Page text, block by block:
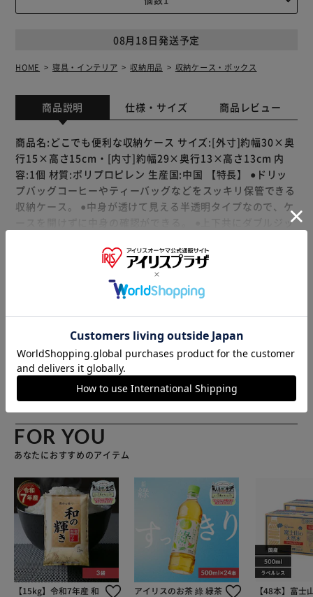
08月18日発送予定
HOME 寝具・インテリア 収納用品 収納ケース・ボックス
商品説明 仕様・サイズ 商品レビュー
商品名:どこでも便利な収納ケース サイズ:[外寸]約幅30×奥
行15×高さ15cm・[内寸]約幅29×奥行13×高さ13cm 内
容:1個 材質:ポリプロピレン 生産国:中国 【特長】 ●ドリッ
プバッグコーヒーやティーバッグなどをスッキリ保管できる
収納ケース。 ●中身が透けて見える半透明タイプなので、ケ
ースを開けずに中身の確認ができる。 ●上下共にダブルジッ
隙間に片付けられる。 ●片側サイドに持ち手付きで高い場所
に置いても取りやすい。個包装のお菓子や小物の収納などに
も使える。 【ご注意】 ●本来の用途以外でのご使用はお控え
もっと見る
※製品は予告なく仕様を変更する場合がございます。あらか
じめご了承ください。
販売元(特定商取引法に基づく表記)：
リスプラザ店
FOR YOU
あなたにおすすめのアイテム
【15kg】令和7年産 和
アイリスのお茶 綠 緑茶
【48本】富士